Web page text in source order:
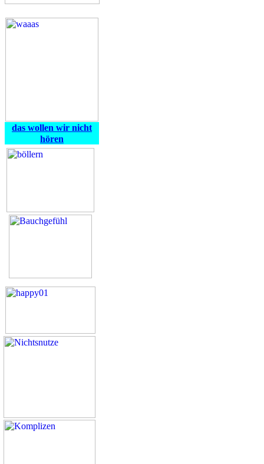
das wollen wir nicht
hören